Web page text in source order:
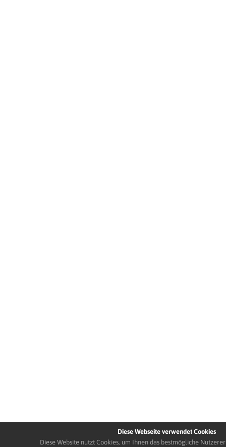
Diese Webseite verwendet Cookies
Diese Website nutzt Cookies, um Ihnen das bestmögliche